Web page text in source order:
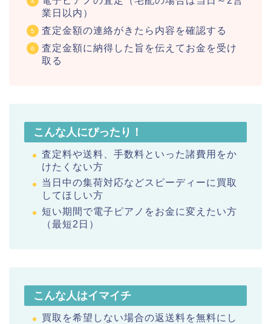
業日以内）
査定金額の連絡がきたら内容を確認する
査定金額に納得した旨を伝えてお金を受け
取る
こんな人にぴったり！
査定料や送料、手数料といった諸費用をか
けたくない方
当日中の集荷対応などスピーディーに買取
してほしい方
短い期間で電子ピアノをお金に変えたい方
（最短2日）
こんな人はイマイチ
買取を希望しない場合の返送料を無料にし